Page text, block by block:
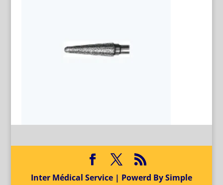
Inter Médical Service | Powerd By Simple